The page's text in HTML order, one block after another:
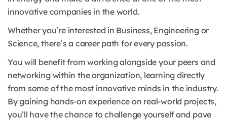
innovative companies in the world.
Whether you’re interested in Business, Engineering or
Science, there’s a career path for every passion.
You will benefit from working alongside your peers and
networking within the organization, learning directly
from some of the most innovative minds in the industry.
By gaining hands-on experience on real-world projects,
you’ll have the chance to challenge yourself and pave